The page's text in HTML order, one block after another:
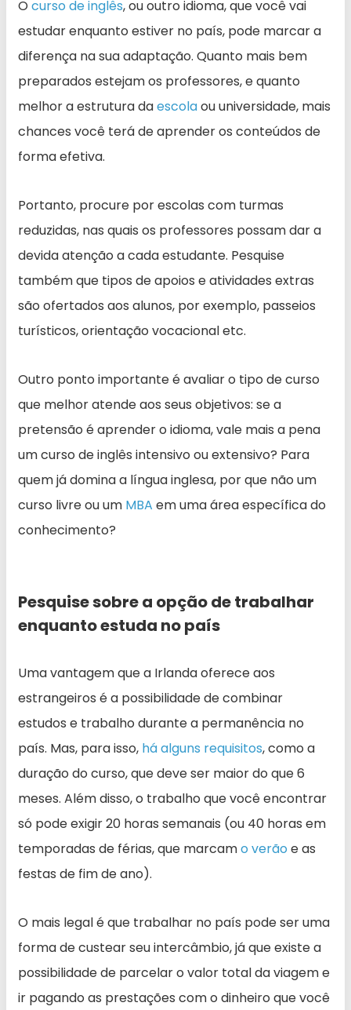
O curso de inglês, ou outro idioma, que você vai
estudar enquanto estiver no país, pode marcar a
diferença na sua adaptação. Quanto mais bem
preparados estejam os professores, e quanto
melhor a estrutura daescolaou universidade, mais
chances você terá de aprender os conteúdos de
forma efetiva.
Portanto, procure por escolas com turmas
reduzidas, nas quais os professores possam dar a
devida atenção a cada estudante. Pesquise
também que tipos de apoios e atividades extras
são ofertados aos alunos, por exemplo, passeios
turísticos, orientação vocacional etc.
Outro ponto importante é avaliar o tipo de curso
que melhor atende aos seus objetivos: se a
pretensão é aprender o idioma, vale mais a pena
um curso de inglês intensivo ou extensivo? Para
quem já domina a língua inglesa, por que não um
curso livre ou um MBA em uma área específica do
conhecimento?
Pesquise sobre a opção de trabalhar
enquanto estuda no país
Uma vantagem que a Irlanda oferece aos
estrangeiros é a possibilidade de combinar
estudos e trabalho durante a permanência no
país. Mas, para isso, há alguns requisitos, como a
duração do curso, que deve ser maior do que 6
meses. Além disso, o trabalho que você encontrar
só pode exigir 20 horas semanais (ou 40 horas em
temporadas de férias, que marcamo verão e as
festas de fim de ano).
O mais legal é que trabalhar no país pode ser uma
forma de custear seu intercâmbio, já que existe a
possibilidade de parcelar o valor total da viagem e
ir pagando as prestações com o dinheiro que você